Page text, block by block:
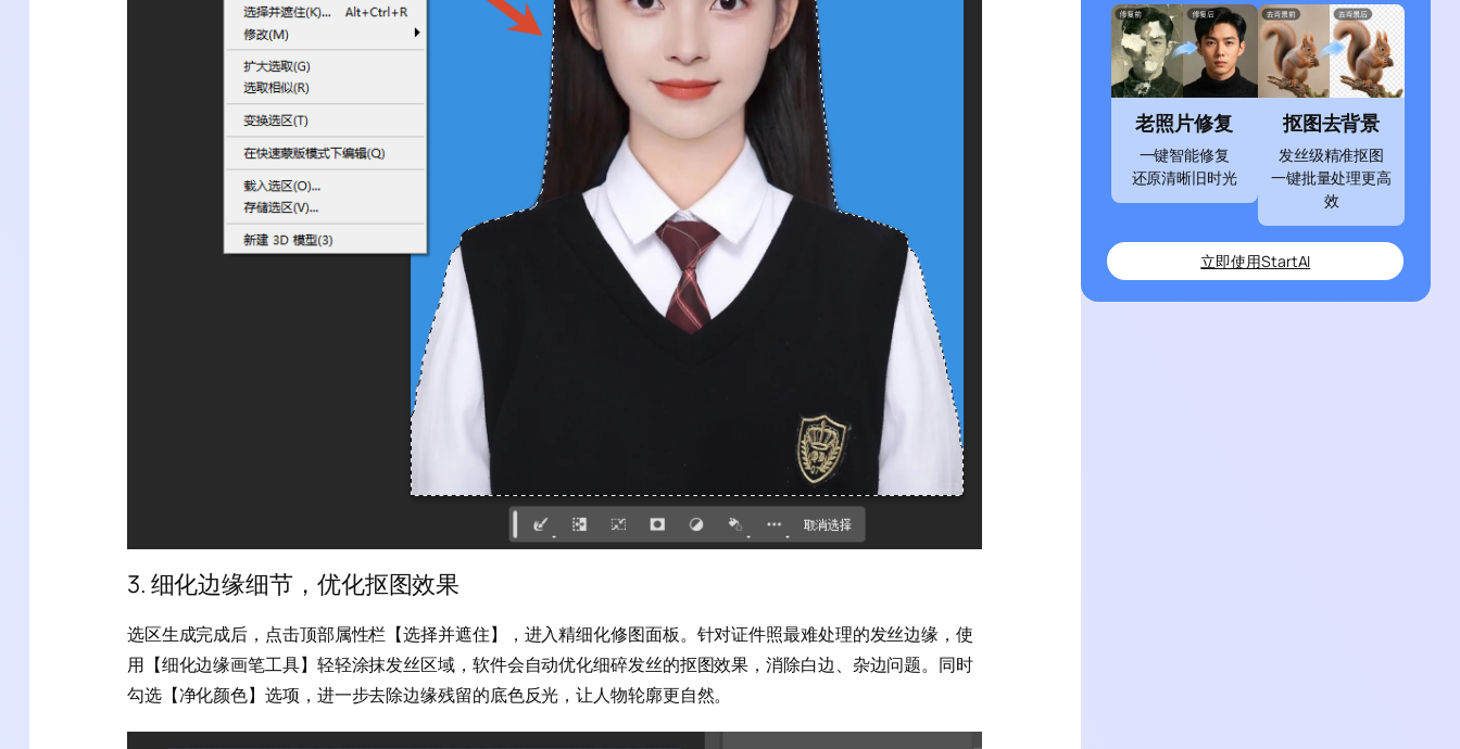
3. 细化边缘细节，优化抠图效果
选区生成完成后，点击顶部属性栏【选择并遮住】，进入精细化修图面板。针对证件照最难处理的发丝边缘，使
用【细化边缘画笔工具】轻轻涂抹发丝区域，软件会自动优化细碎发丝的抠图效果，消除白边、杂边问题。同时
勾选【净化颜色】选项，进一步去除边缘残留的底色反光，让人物轮廓更自然。
老照片修复
一键智能修复
还原清晰旧时光
抠图去背景
发丝级精准抠图
一键批量处理更高
效
立即使用StartAI